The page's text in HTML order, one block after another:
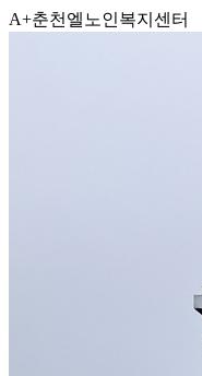
A+춘천엘노인복지센터